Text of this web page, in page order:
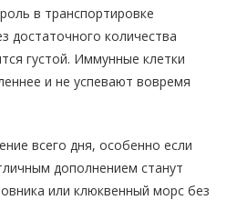
в транспортировке
достаточного количества
густой. Иммунные клетки
и не успевают вовремя
всего дня, особенно если
дополнением станут
или клюквенный морс без